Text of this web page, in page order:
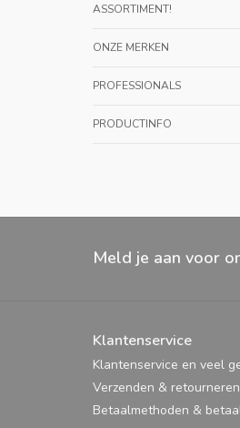
ASSORTIMENT!
ONZE MERKEN
PROFESSIONALS
PRODUCTINFO
Meld je aan voor
Klantenservice
Klantenservice en veel
Verzenden & retourneren
Betaalmethoden &